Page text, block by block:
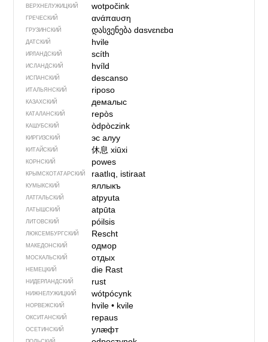
ВЕРХНЕЛУЖИЦКИЙ wotpočink
ГРЕЧЕСКИЙ ανάπαυση
ГРУЗИНСКИЙ დასვენებაdɑsvɛnɛbɑ
ДАТСКИЙ hvile
ИРЛАНДСКИЙ scíth
ИСЛАНДСКИЙ hvíld
ИСПАНСКИЙ descanso
ИТАЛЬЯНСКИЙ riposo
КАЗАХСКИЙ демалыс
КАТАЛАНСКИЙ repòs
КАШУБСКИЙ òdpòczink
КИРГИЗСКИЙ эс алуу
КИТАЙСКИЙ 休息xiūxi
КОРНСКИЙ powes
КРЫМСКО­ТАТАРСКИЙ raatlıq, istiraat
КУМЫКСКИЙ яллыкъ
ЛАТГАЛЬСКИЙ atpyuta
ЛАТЫШСКИЙ atpūta
ЛИТОВСКИЙ póilsis
ЛЮКСЕМБУРГСКИЙ Rescht
МАКЕДОНСКИЙ одмор
МОСКАЛЬСКИЙ отдых
НЕМЕЦКИЙ die Rast
НИДЕРЛАНДСКИЙ rust
НИЖНЕЛУЖИЦКИЙ wótpócynk
НОРВЕЖСКИЙ hvile• kvile
ОКСИТАНСКИЙ repaus
ОСЕТИНСКИЙ улӕфт